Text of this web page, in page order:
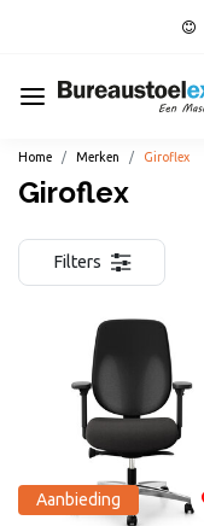
Home Merken Giroflex
Giroflex
Filters
Aanbieding